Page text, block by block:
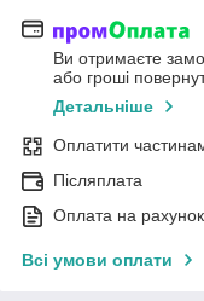
Ви отримаєте
або гроші
Детальніше
Оплатити
Післяплата
Оплата на рахунок
Всі умови оплати